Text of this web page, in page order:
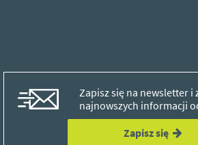
Zapisz się na newsletter i
najnowszych informacji
Zapisz się